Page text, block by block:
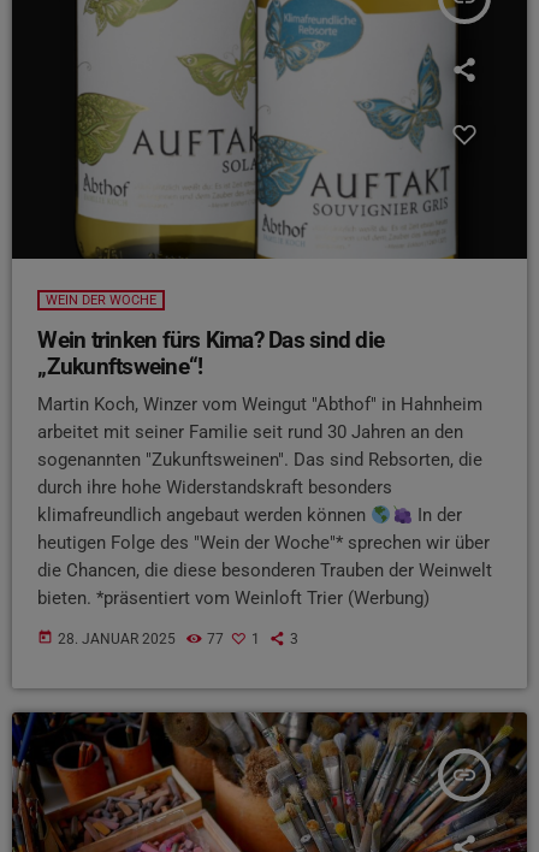
WEIN DER WOCHE
Wein trinken fürs Kima? Das sind die
„Zukunftsweine“!
Martin Koch, Winzer vom Weingut "Abthof" in Hahnheim
arbeitet mit seiner Familie seit rund 30 Jahren an den
sogenannten "Zukunftsweinen". Das sind Rebsorten, die
durch ihre hohe Widerstandskraft besonders
klimafreundlich angebaut werden können
In der
heutigen Folge des "Wein der Woche"* sprechen wir über
die Chancen, die diese besonderen Trauben der Weinwelt
bieten. *präsentiert vom Weinloft Trier (Werbung)
today 28. JANUAR 2025 77 1 3
insert_link